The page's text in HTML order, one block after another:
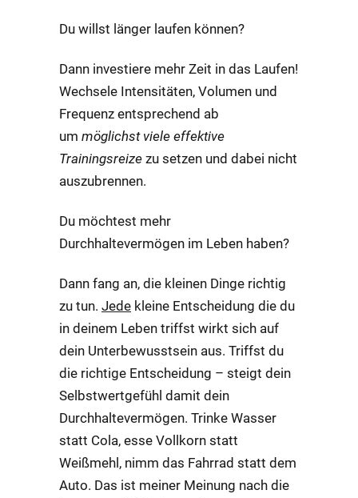
Du willst länger laufen können?
Dann investiere mehr Zeit in das Laufen!
Wechsele Intensitäten, Volumen und
Frequenz entsprechend ab
um möglichst viele effektive
Trainingsreize zu setzen und dabei nicht
auszubrennen.
Du möchtest mehr
Durchhaltevermögen im Leben haben?
Dann fang an, die kleinen Dinge richtig
zu tun. Jede kleine Entscheidung die du
in deinem Leben triffst wirkt sich auf
dein Unterbewusstsein aus. Triffst du
die richtige Entscheidung – steigt dein
Selbstwertgefühl damit dein
Durchhaltevermögen. Trinke Wasser
statt Cola, esse Vollkorn statt
Weißmehl, nimm das Fahrrad statt dem
Auto. Das ist meiner Meinung nach die